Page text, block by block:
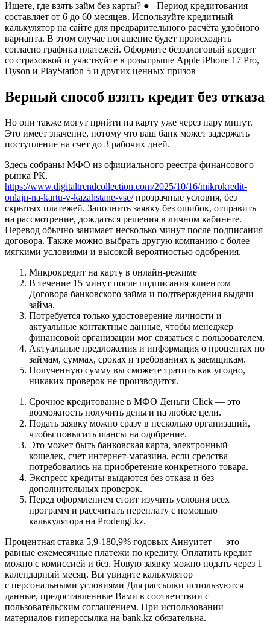
Ищете, где взять займ без карты? ● Период кредитования
составляет от 6 до 60 месяцев. Используйте кредитный
калькулятор на сайте для предварительного расчёта удобного
варианта. В этом случае погашение будет происходить
согласно графика платежей. Оформите беззалоговый кредит
со страховкой и участвуйте в розыгрыше Apple iPhone 17 Pro,
Dyson и PlayStation 5 и других ценных призов
Верный способ взять кредит без отказа
Но они также могут прийти на карту уже через пару минут.
Это имеет значение, потому что ваш банк может задержать
поступление на счет до 3 рабочих дней.
Здесь собраны МФО из официального реестра финансового
рынка РК,
https://www.digitaltrendcollection.com/2025/10/16/mikrokredit-
onlajn-na-kartu-v-kazahstane-vse/прозрачные условия, без
скрытых платежей. Заполнить заявку без ошибок, отправить
на рассмотрение, дождаться решения в личном кабинете.
Перевод обычно занимает несколько минут после подписания
договора. Также можно выбрать другую компанию с более
мягкими условиями и высокой вероятностью одобрения.
Микрокредит на карту в онлайн-режиме
В течение 15 минут после подписания клиентом
Договора банковского займа и подтверждения выдачи
займа.
Потребуется только удостоверение личности и
актуальные контактные данные, чтобы менеджер
финансовой организации мог связаться с пользователем.
Актуальные предложения и информация о процентах по
займам, суммах, сроках и требованиях к заемщикам.
Полученную сумму вы сможете тратить как угодно,
никаких проверок не производится.
Срочное кредитование в МФО Деньги Click — это
возможность получить деньги на любые цели.
Подать заявку можно сразу в несколько организаций,
чтобы повысить шансы на одобрение.
Это может быть банковская карта, электронный
кошелек, счет интернет-магазина, если средства
потребовались на приобретение конкретного товара.
Экспресс кредиты выдаются без отказа и без
дополнительных проверок.
Перед оформлением стоит изучить условия всех
программ и рассчитать переплату с помощью
калькулятора на Prodengi.kz.
Процентная ставка 5,9-180,9% годовых Аннуитет — это
равные ежемесячные платежи по кредиту. Оплатить кредит
можно с комиссией и без. Новую заявку можно подать через 1
календарный месяц. Вы увидите калькулятор
с персональными условиями Для рассылки используются
данные, предоставленные Вами в соответствии с
пользовательским соглашением. При использовании
материалов гиперссылка на bank.kz обязательна.